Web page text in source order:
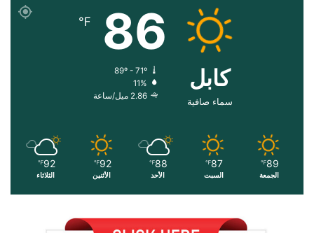
کابل
سماء صافية
86
℉
89º - 71º
11%
2.86 ميل/ساعة
89
℉
الجمعة
87
℉
السبت
88
℉
الأحد
92
℉
الأثنين
92
℉
الثلاثاء